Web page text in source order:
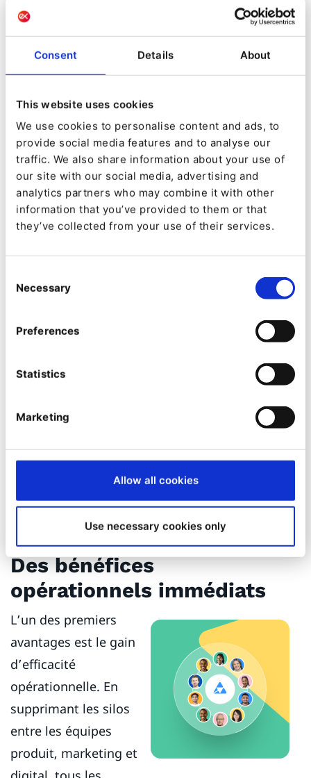
Consent Details About
This website uses cookies
We use cookies to personalise content and ads, to
provide social media features and to analyse our
traffic. We also share information about your use of
our site with our social media, advertising and
analytics partners who may combine it with other
information that you’ve provided to them or that
they’ve collected from your use of their services.
Selection
Necessary
Preferences
Statistics
Marketing
Allow all cookies
Use necessary cookies only
marketplaces.
Les synergies Quable +
Ensemble, Quable et Ibexa forment un
écosystème puissant, reliant les données
produits du back-office aux expériences digitales
du front-office.
contenus produits en expériences digitales
engageantes, génératrices d’interaction et de
Des bénéfices
opérationnels immédiats
L’un des premiers
avantages est le gain
d’efficacité
opérationnelle. En
supprimant les silos
entre les équipes
produit, marketing et